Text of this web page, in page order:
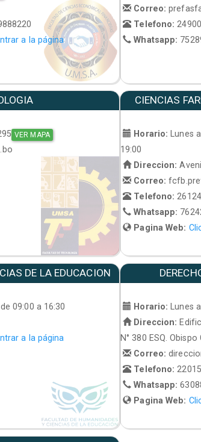
a la página
Correo:
Telefono:
Whatsapp:
VER MAPA
CIENCIAS
Horario: Lunes
19:00
Direccion:
Correo:
Telefono:
Whatsapp:
Pagina Web:
DE LA EDUCACION
09:00 a 16:30
a la página
Horario:
Lunes
Direccion:
N° 380 ESQ. Obispo
Correo:
Telefono:
Whatsapp:
Pagina Web: